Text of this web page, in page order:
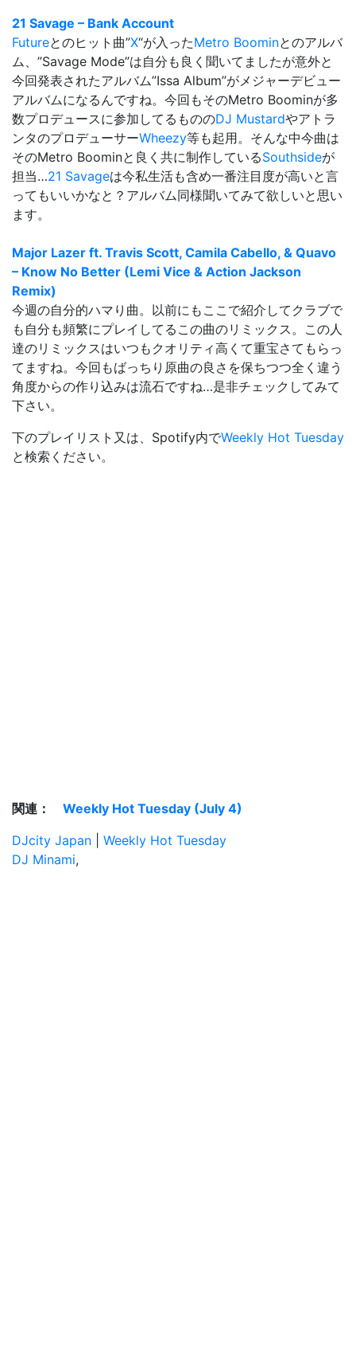
21 Savage – Bank Account
Futureとのヒット曲”X“が入ったMetro Boominとのアルバ
ム、”Savage Mode”は自分も良く聞いてましたが意外と
今回発表されたアルバム”Issa Album”がメジャーデビュー
アルバムになるんですね。今回もそのMetro Boominが多
数プロデュースに参加してるもののDJ Mustardやアトラ
ンタのプロデューサーWheezy等も起用。そんな中今曲は
そのMetro Boominと良く共に制作しているSouthsideが
担当…21 Savageは今私生活も含め一番注目度が高いと言
ってもいいかなと？アルバム同様聞いてみて欲しいと思い
ます。
Major Lazer ft. Travis Scott, Camila Cabello, & Quavo
– Know No Better (Lemi Vice & Action Jackson
Remix)
今週の自分的ハマり曲。以前にもここで紹介してクラブで
も自分も頻繁にプレイしてるこの曲のリミックス。この人
達のリミックスはいつもクオリティ高くて重宝さてもらっ
てますね。今回もばっちり原曲の良さを保ちつつ全く違う
角度からの作り込みは流石ですね…是非チェックしてみて
下さい。
下のプレイリスト又は、Spotify内でWeekly Hot Tuesday
と検索ください。
関連：
Weekly Hot Tuesday (July 4)
DJcity Japan
Weekly Hot Tuesday
DJ Minami,